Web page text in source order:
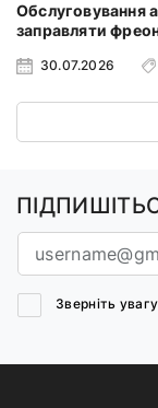
Обслуговування
заправляти
30.07.2026
Зверніть